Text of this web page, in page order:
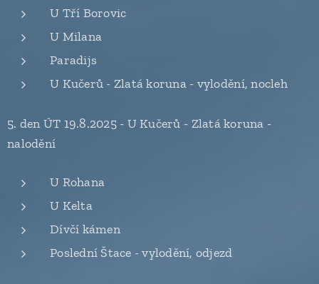
U Tří Borovic
U Milana
Paradijs
U Kučerů - Zlatá koruna - vylodění, nocleh
5. den ÚT 19.8.2025 - U Kučerů - Zlatá koruna -
nalodění
U Rohana
U Kelta
Dívčí kámen
Poslední Štace - vylodění, odjezd